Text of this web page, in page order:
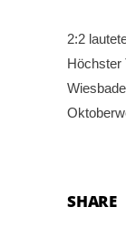
2:2
Höchster
SHARE